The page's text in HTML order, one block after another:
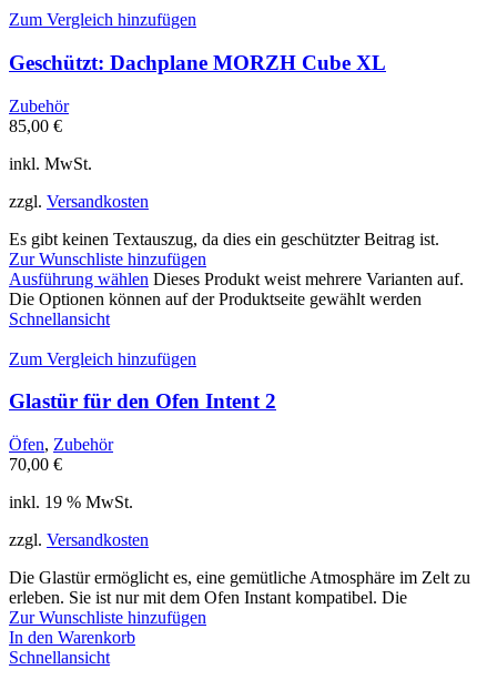
Zum Vergleich hinzufügen
Geschützt: Dachplane MORZH Cube XL
Zubehör
85,00 €
inkl. MwSt.
zzgl. Versandkosten
Es gibt keinen Textauszug, da dies ein geschützter Beitrag ist.
Zur Wunschliste hinzufügen
Ausführung wählen Dieses Produkt weist mehrere Varianten auf.
Die Optionen können auf der Produktseite gewählt werden
Schnellansicht
Zum Vergleich hinzufügen
Glastür für den Ofen Intent 2
Öfen, Zubehör
70,00 €
inkl. 19 % MwSt.
zzgl. Versandkosten
Die Glastür ermöglicht es, eine gemütliche Atmosphäre im Zelt zu
erleben. Sie ist nur mit dem Ofen Instant kompatibel. Die
Zur Wunschliste hinzufügen
In den Warenkorb
Schnellansicht